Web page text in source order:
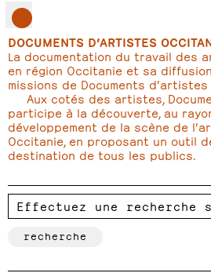
DOCUMENTS D’ARTISTES
La documentation du travail des
en région Occitanie et sa
missions de Documents d’artistes
Aux cotés des artistes,
participe à la découverte, au
développement de la scène de
Occitanie, en proposant un outil
destination de tous les publics.